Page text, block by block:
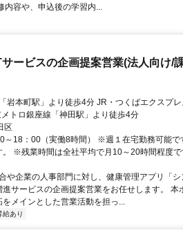
容や、申込後の学習内...
サービスの企画提案営業(法人向け/
トロ銀座線「神田駅」より徒歩4分
区
～18：00（実働8時間） ※週１在宅勤務可能
。 ※残業時間は全社平均で月10～20時間程度
や企業の人事部門に対し、健康管理アプリ「
サービスの企画提案営業をお任せします。 本
メインとした営業活動を担っ...
給あり